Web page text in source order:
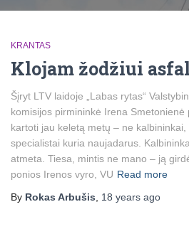
KRANTAS
Klojam žodžiui
Šįryt LTV laidoje „Labas rytas“
komisijos pirmininkė Irena
kartoti jau keletą metų – ne
specialistai kuria naujadarus.
atmeta. Tiesa, mintis ne mano – ją
ponios Irenos vyro, VU Read more
By Rokas Arbušis 18 years ago